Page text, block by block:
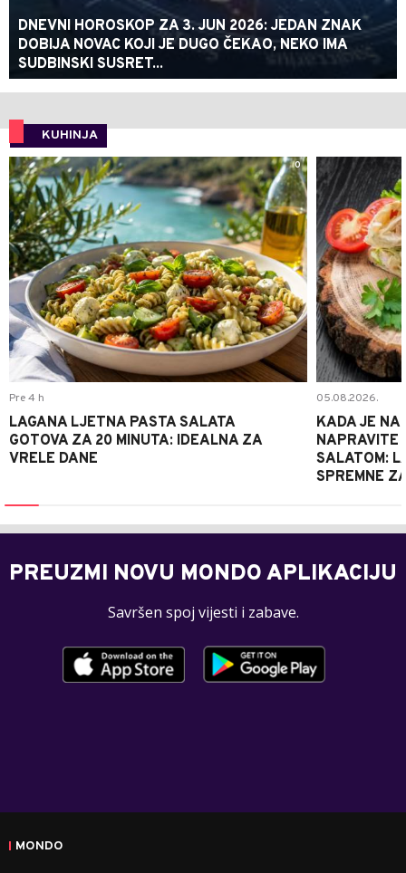
DNEVNI HOROSKOP ZA 3. JUN 2026: JEDAN ZNAK
DOBIJA NOVAC KOJI JE DUGO ČEKAO, NEKO IMA
SUDBINSKI SUSRET...
KUHINJA
0
Pre 4 h
LAGANA LJETNA PASTA SALATA
GOTOVA ZA 20 MINUTA: IDEALNA ZA
VRELE DANE
05.08.2026.
KADA JE
NAPRAVITE
SALATOM:
SPREMNE
PREUZMI NOVU MONDO APLIKACIJU
Savršen spoj vijesti i zabave.
MONDO